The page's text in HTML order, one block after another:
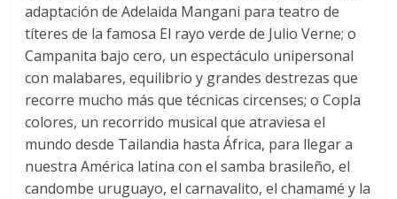
adaptación de Adelaida Mangani para teatro de
títeres de la famosa El rayo verde de Julio Verne; o
Campanita bajo cero, un espectáculo unipersonal
con malabares, equilibrio y grandes destrezas que
recorre mucho más que técnicas circenses; o Copla
colores, un recorrido musical que atraviesa el
mundo desde Tailandia hasta África, para llegar a
nuestra América latina con el samba brasileño, el
candombe uruguayo, el carnavalito, el chamamé y la